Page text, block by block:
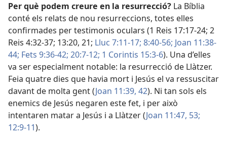
Per què podem creure en la resurrecció? La Bíblia
conté els relats de nou resurreccions, totes elles
confirmades per testimonis oculars (1 Reis 17:17-24; 2
Reis 4:32-37; 13:20, 21; Lluc 7:11-17; 8:40-56; Joan 11:38-
44; Fets 9:36-42; 20:7-12; 1 Corintis 15:3-6). Una d’elles
va ser especialment notable: la resurrecció de Llàtzer.
Feia quatre dies que havia mort i Jesús el va ressuscitar
davant de molta gent (Joan 11:39, 42). Ni tan sols els
enemics de Jesús negaren este fet, i per això
intentaren matar a Jesús i a Llàtzer (Joan 11:47, 53;
12:9-11).